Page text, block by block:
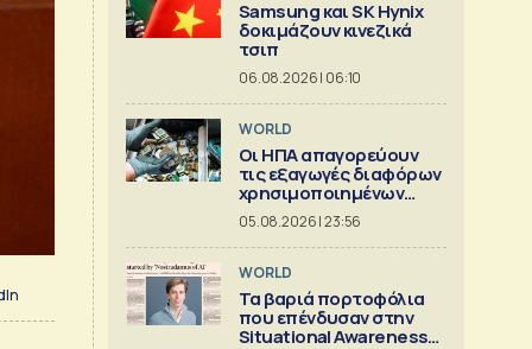
Samsung και SK Hynix
δοκιμάζουν κινεζικά
τσιπ
06.08.2026 | 06:10
WORLD
Οι ΗΠΑ απαγορεύουν
τις εξαγωγές διαφόρων
χρησιμοποιημένων
κρίσιμων ορυκτών
05.08.2026 | 23:56
WORLD
Τα βαριά πορτοφόλια
που επένδυσαν στην
Situational Awareness